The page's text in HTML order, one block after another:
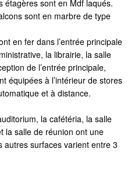
étagères sont en Mdf laqués.
sont en marbre de type
en fer dans l’entrée principale
la librairie, la salle
de l’entrée principale,
équipées à l’intérieur de stores
et à distance.
la cafétéria, la salle
la salle de réunion ont une
surfaces varient entre 3